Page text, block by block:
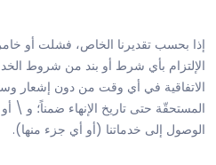
إذا بحسب تقديرنا الخاص، فشلت أو
الإلتزام بأي شرط أو بند من شروط
الاتفاقية في أي وقت من دون إشعار
المستحقّة حتى تاريخ الإنهاء ضمناً؛ و \
الوصول إلى خدماتنا (أو أي جزء منها).